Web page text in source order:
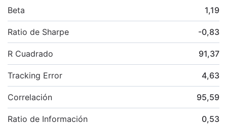
Beta 1,19
Ratio de Sharpe -0,83
R Cuadrado 91,37
Tracking Error 4,63
Correlación 95,59
Ratio de Información 0,53